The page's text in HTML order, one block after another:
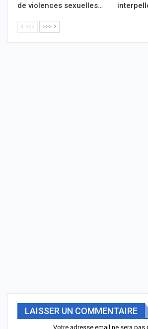
de violences sexuelles…
<<< >>>
LAISSER UN COMMENTAIRE
Votre adresse email ne sera pas